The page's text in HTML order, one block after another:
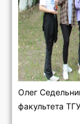
Олег
факультета